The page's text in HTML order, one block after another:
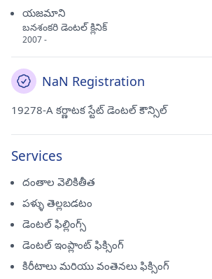
యజమాని
బనశంకరి డెంటల్ క్లినిక్
2007 -
NaN Registration
19278-A కర్ణాటక స్టేట్ డెంటల్ కౌన్సిల్
Services
దంతాల వెలికితీత
పళ్ళు తెల్లబడటం
డెంటల్ ఫిల్లింగ్స్
డెంటల్ ఇంప్లాంట్ ఫిక్సింగ్
కిరీటాలు మరియు వంతెనలు ఫిక్సింగ్